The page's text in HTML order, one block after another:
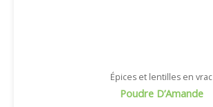
Épices et lentilles en vrac
Poudre D’Amande